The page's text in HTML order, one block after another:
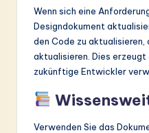
Wenn sich eine
Designdokument
den Code zu aktualisieren,
aktualisieren. Dies erzeugt
zukünftige Entwickler
Verwenden Sie das